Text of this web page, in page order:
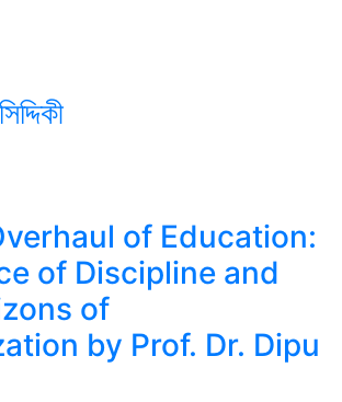
of Education:
of Discipline and
of
by Prof. Dr. Dipu